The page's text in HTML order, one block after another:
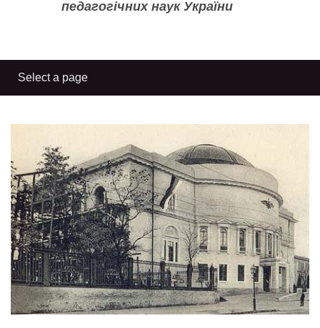
педагогічних наук України